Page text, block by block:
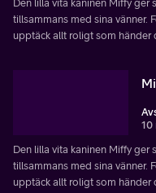
Den lilla vita kaninen Miffy ger
tillsammans med sina vänner.
upptäck allt roligt som händer
10
Den lilla vita kaninen Miffy ger
tillsammans med sina vänner.
upptäck allt roligt som händer